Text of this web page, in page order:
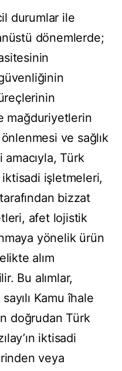
durumlar ile
dönemlerde;
mağduriyetlerin
ve sağlık
amacıyla, Türk
iktisadi işletmeleri,
bizzat
afet lojistik
yönelik ürün
alım
Bu alımlar,
Kamu îhale
doğrudan Türk
iktisadi
veya